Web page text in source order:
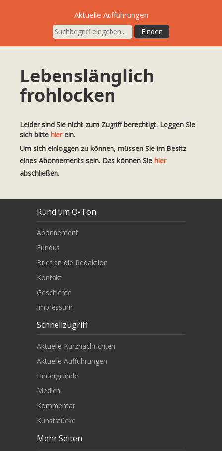
Aktuelle Aufführungen
Lebenslänglich
frohlocken
Leider sind Sie nicht zum Zugriff berechtigt. Loggen Sie
sich bitte hierein.
Um sich einloggen zu können, müssen Sie im Besitz
eines Abonnements sein. Das können Sie hier
abschließen.
Rund um O-Ton
Abonnement
Fundus
Brief an die Redaktion
Kontakt
Geschichte
Impressum
Schnellzugriff
Aktuelle Kurznachrichten
Aktuelle Aufführungen
Hintergründe
Medien
Kommentar
Kunststücke
Mehr Seiten